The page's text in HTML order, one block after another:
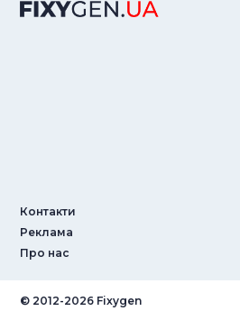
Контакти
Реклама
Про нас
© ‎2012-2026 Fixygen